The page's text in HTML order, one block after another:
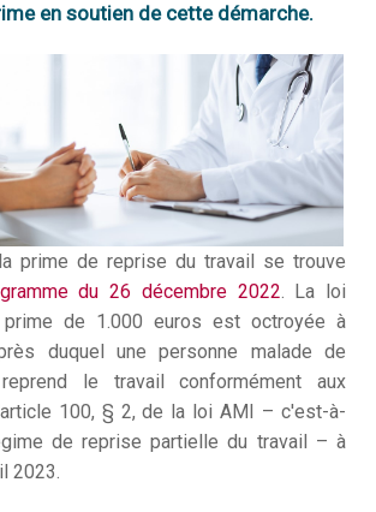
en soutien de cette démarche.
prime de reprise du travail se trouve
du 26 décembre 2022. La loi
de 1.000 euros est octroyée à
duquel une personne malade de
le travail conformément aux
100, § 2, de la loi AMI – c'est-à-
de reprise partielle du travail – à
2023.